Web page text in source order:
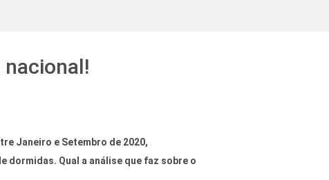
Janeiro e Setembro de 2020,
dormidas. Qual a análise que faz sobre o